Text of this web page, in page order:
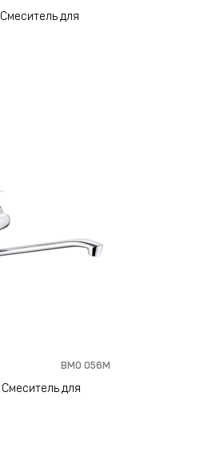
для
BMO 056M
для